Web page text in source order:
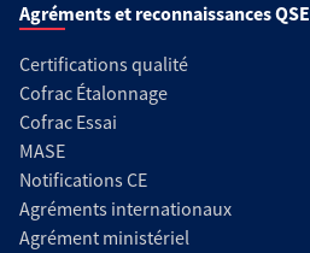
Agréments et reconnaissances QSE
Certifications qualité
Cofrac Étalonnage
Cofrac Essai
MASE
Notifications CE
Agréments internationaux
Agrément ministériel